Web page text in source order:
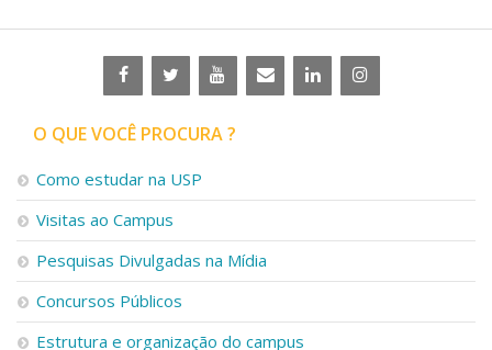
O QUE VOCÊ PROCURA ?
Como estudar na USP
Visitas ao Campus
Pesquisas Divulgadas na Mídia
Concursos Públicos
Estrutura e organização do campus